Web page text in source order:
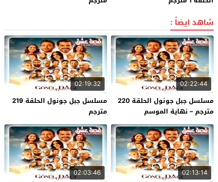
شاهد ايضاً :
02:22:44
مسلسل جبل جونول الحلقة 220
مترجم – نهاية الموسم
02:19:32
مسلسل جبل جونول الحلقة 219
مترجم
02:13:14
02:03:46